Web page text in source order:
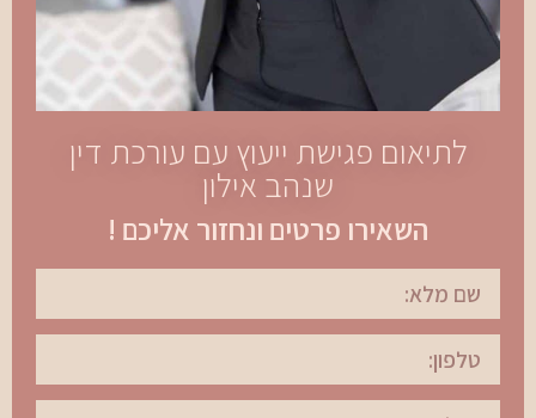
לתיאום פגישת ייעוץ עם עורכת דין
שנהב אילון
השאירו פרטים ונחזור אליכם !